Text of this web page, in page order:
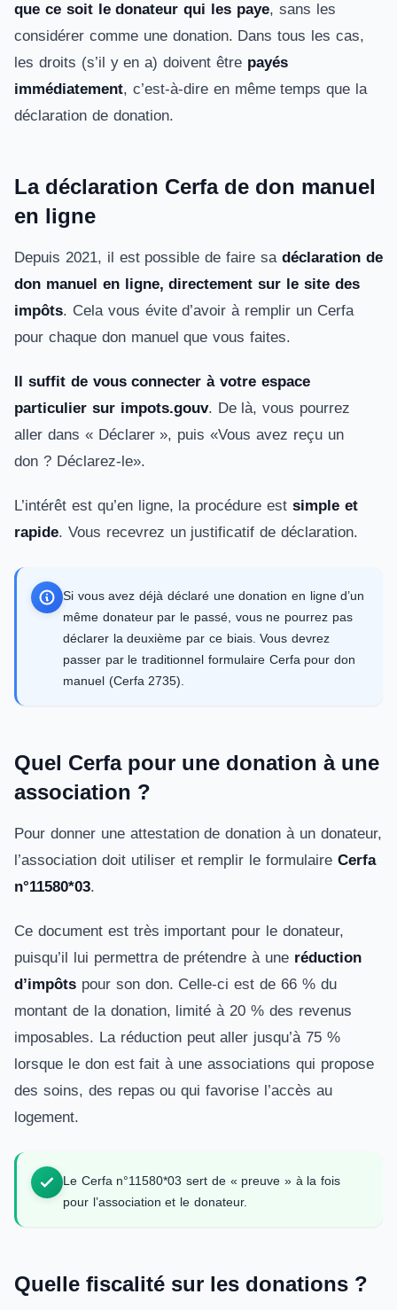
que ce soit le donateur qui les paye, sans les
considérer comme une donation. Dans tous les cas,
les droits (s’il y en a) doivent être payés
immédiatement, c’est-à-dire en même temps que la
déclaration de donation.
La déclaration Cerfa de don manuel
en ligne
Depuis 2021, il est possible de faire sa déclaration de
don manuel en ligne, directement sur le site des
impôts. Cela vous évite d’avoir à remplir un Cerfa
pour chaque don manuel que vous faites.
Il suffit de vous connecter à votre espace
particulier sur impots.gouv. De là, vous pourrez
aller dans « Déclarer », puis «Vous avez reçu un
don ? Déclarez-le».
L’intérêt est qu’en ligne, la procédure est simple et
rapide. Vous recevrez un justificatif de déclaration.
Si vous avez déjà déclaré une donation en ligne d’un
même donateur par le passé, vous ne pourrez pas
déclarer la deuxième par ce biais. Vous devrez
passer par le traditionnel formulaire Cerfa pour don
manuel (Cerfa 2735).
Quel Cerfa pour une donation à une
association ?
Pour donner une attestation de donation à un donateur,
l’association doit utiliser et remplir le formulaire Cerfa
n°11580*03.
Ce document est très important pour le donateur,
puisqu’il lui permettra de prétendre à une réduction
d’impôts pour son don. Celle-ci est de 66 % du
montant de la donation, limité à 20 % des revenus
imposables. La réduction peut aller jusqu’à 75 %
lorsque le don est fait à une associations qui propose
des soins, des repas ou qui favorise l’accès au
logement.
Le Cerfa n°11580*03 sert de « preuve » à la fois
pour l’association et le donateur.
Quelle fiscalité sur les donations ?